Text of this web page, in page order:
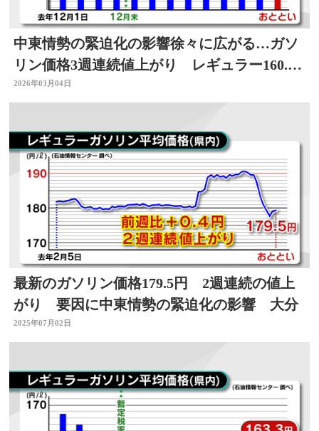
中東情勢の緊迫化の影響徐々に広がる…ガソ
リン価格3週連続値上がり レギュラー160.4
円 大分
2026年03月04日
最新のガソリン価格179.5円 2週連続の値上
がり 要因に中東情勢の緊迫化の影響 大分
2025年07月02日